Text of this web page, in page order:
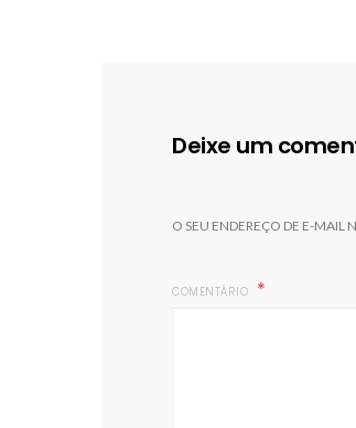
Deixe um
O SEU ENDEREÇO DE E-MAIL
COMENTÁRIO